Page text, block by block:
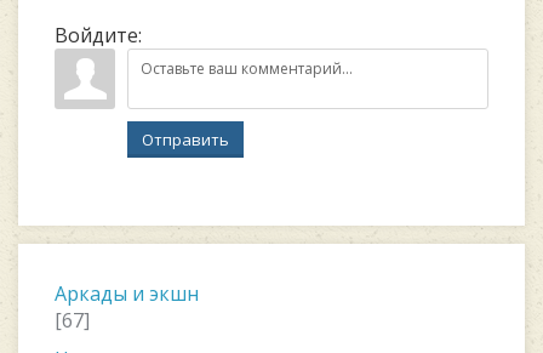
Войдите:
Отправить
Аркады и экшн
[67]